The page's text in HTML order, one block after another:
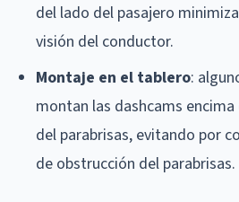
del lado del pasajero
visión del conductor.
Montaje en el tablero:
montan las dashcams
del parabrisas, evitando por
de obstrucción del parabrisas.